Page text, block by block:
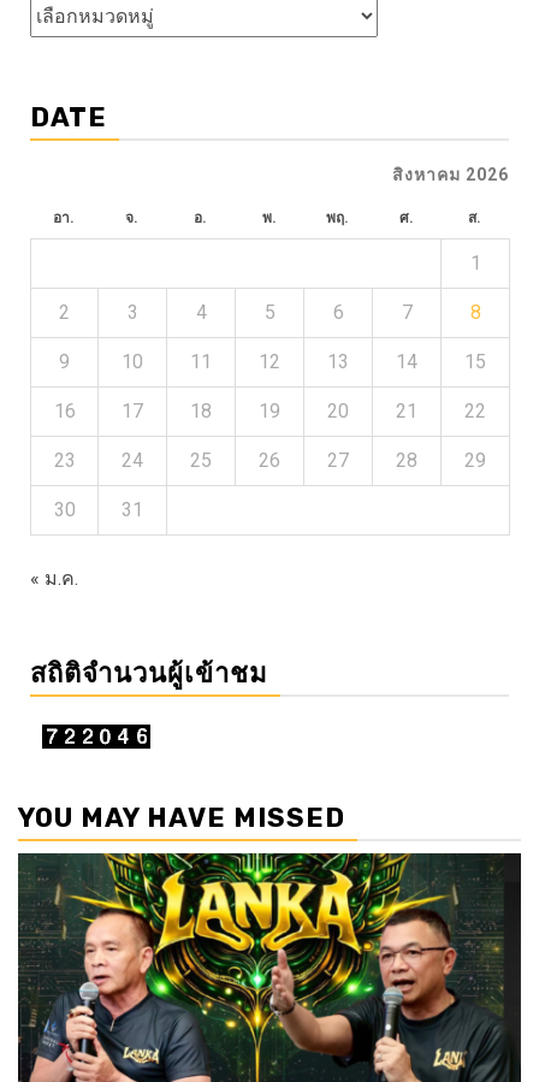
หัวข้อ
ข่าว
DATE
สิงหาคม 2026
อา. จ. อ. พ. พฤ. ศ. ส.
1
2 3 4 5 6 7 8
9 10 11 12 13 14 15
16 17 18 19 20 21 22
23 24 25 26 27 28 29
30 31
« ม.ค.
สถิติจำนวนผู้เข้าชม
YOU MAY HAVE MISSED